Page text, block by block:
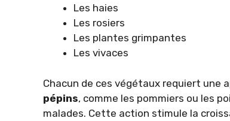
Les haies
Les rosiers
Les plantes grimpantes
Les vivaces
Chacun de ces végétaux requiert une
pépins, comme les pommiers ou les
malades. Cette action stimule la